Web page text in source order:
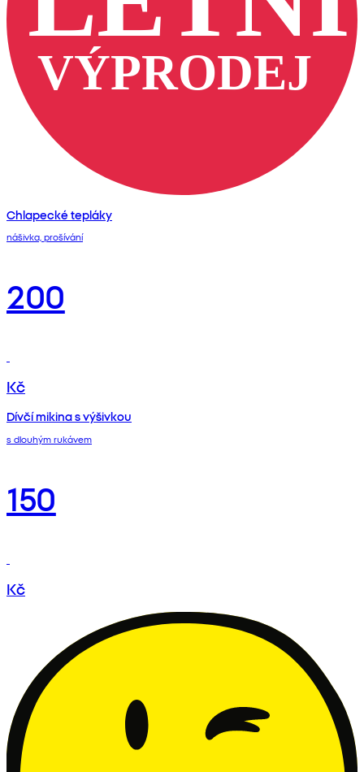
Chlapecké tepláky
nášivka, prošívání
200
Kč
Dívčí mikina s výšivkou
s dlouhým rukávem
150
Kč